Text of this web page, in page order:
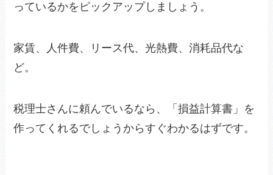
っているかをピックアップしましょう。
家賃、人件費、リース代、光熱費、消耗品代な
ど。
税理士さんに頼んでいるなら、「損益計算書」を
作ってくれるでしょうからすぐわかるはずです。